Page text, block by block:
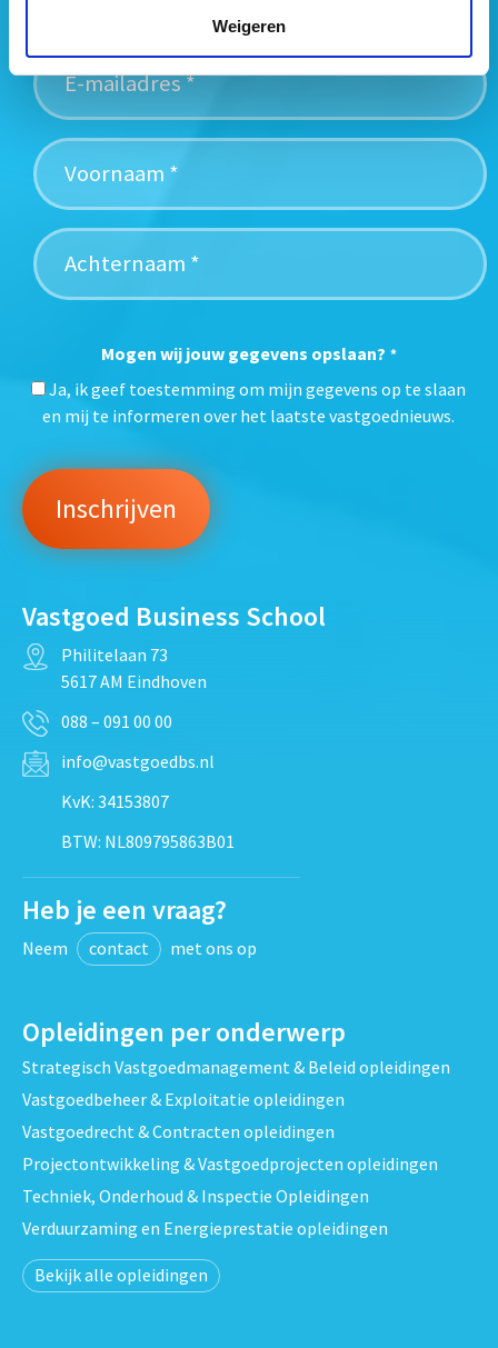
Weigeren
Mogen wij jouw gegevens opslaan? *
Ja, ik geef toestemming om mijn gegevens op te slaan
en mij te informeren over het laatste vastgoednieuws.
Vastgoed Business School
Philitelaan 73
5617 AM Eindhoven
088 – 091 00 00
info@vastgoedbs.nl
KvK: 34153807
BTW: NL809795863B01
Heb je een vraag?
Neem contact met ons op
Opleidingen per onderwerp
Strategisch Vastgoedmanagement & Beleid opleidingen
Vastgoedbeheer & Exploitatie opleidingen
Vastgoedrecht & Contracten opleidingen
Projectontwikkeling & Vastgoedprojecten opleidingen
Techniek, Onderhoud & Inspectie Opleidingen
Verduurzaming en Energieprestatie opleidingen
Bekijk alle opleidingen